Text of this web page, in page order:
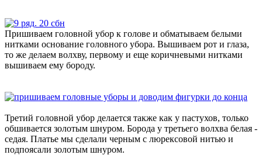
Пришиваем головной убор к голове и обматываем белыми
нитками основание головного убора. Вышиваем рот и глаза,
то же делаем волхву, первому и еще коричневыми нитками
вышиваем ему бороду.
Третий головной убор делается также как у пастухов, только
обшивается золотым шнуром. Борода у третьего волхва белая -
седая. Платье мы сделали черным с люрексовой нитью и
подпоясали золотым шнуром.